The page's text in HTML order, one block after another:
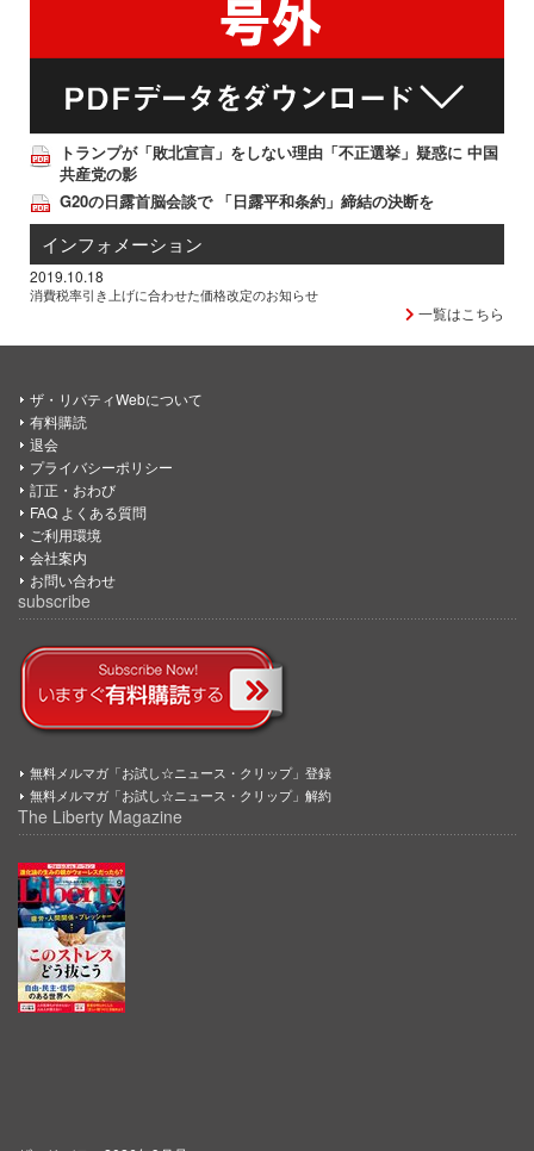
トランプが「敗北宣言」をしない理由「不正選挙」疑惑に 中国
共産党の影
G20の日露首脳会談で 「日露平和条約」締結の決断を
インフォメーション
2019.10.18
消費税率引き上げに合わせた価格改定のお知らせ
一覧はこちら
ザ・リバティWebについて
有料購読
退会
プライバシーポリシー
訂正・おわび
FAQ よくある質問
ご利用環境
会社案内
お問い合わせ
subscribe
無料メルマガ「お試し☆ニュース・クリップ」登録
無料メルマガ「お試し☆ニュース・クリップ」解約
The Liberty Magazine